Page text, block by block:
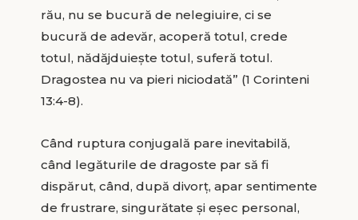
rău, nu se bucură de nelegiuire, ci se
bucură de adevăr, acoperă totul, crede
totul, nădăjduieşte totul, suferă totul.
Dragostea nu va pieri niciodată” (1 Corinteni
13:4-8).
Când ruptura conjugală pare inevitabilă,
când legăturile de dragoste par să fi
dispărut, când, după divorţ, apar sentimente
de frustrare, singurătate şi eşec personal,